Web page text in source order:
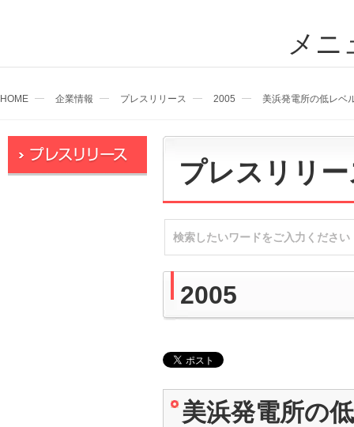
メニ
HOME 企業情報 プレスリリース 2005 美浜発電所の低レベ
プレスリリ
2005
美浜発電所の